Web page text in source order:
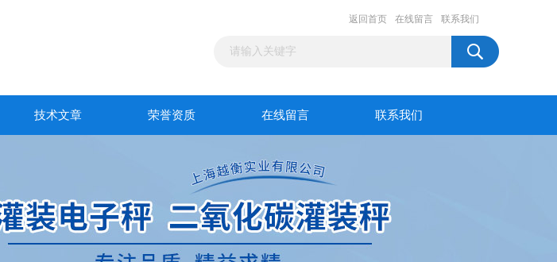
返回首页 在线留言 联系我们
技术文章 荣誉资质 在线留言 联系我们